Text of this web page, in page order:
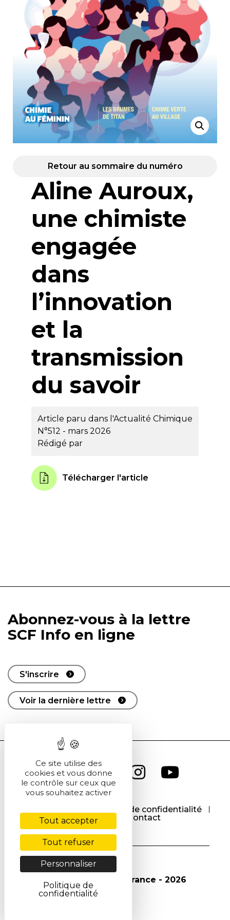
Retour au sommaire du numéro
Aline Auroux,
une chimiste
engagée
dans
l’innovation
et la
transmission
du savoir
Article paru dans l'Actualité Chimique
N°512 - mars 2026
Rédigé par
Télécharger l'article
Abonnez-vous à la lettre
SCF Info en ligne
S'inscrire
Voir la dernière lettre
Politique de confidentialité
Cookies
Contact
© Société Chimique de France - 2026
Ce site utilise des
cookies et vous donne
le contrôle sur ceux que
vous souhaitez activer
Tout accepter
Tout refuser
Personnaliser
Politique de
confidentialité